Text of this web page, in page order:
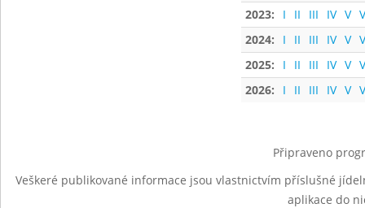
2023: I II III IV V
2024:
I II III IV V
2025:
I II III IV V
2026:
I II III IV V
Připraveno
Veškeré publikované informace jsou vlastnictvím příslušné
aplikace do